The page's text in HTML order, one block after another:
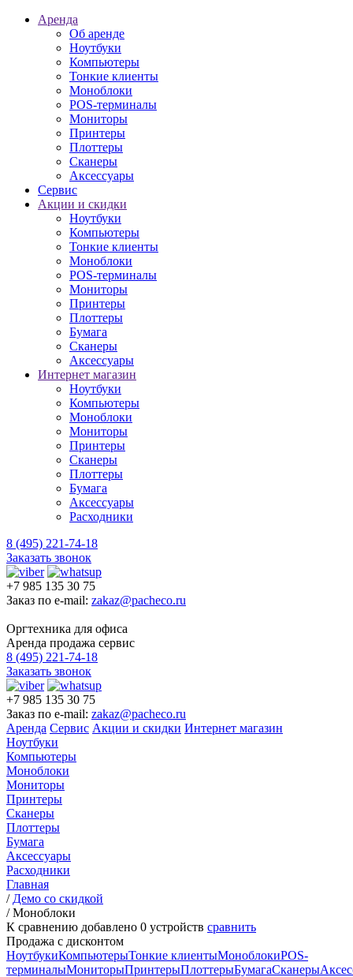
Аренда
Об аренде
Ноутбуки
Компьютеры
Тонкие клиенты
Моноблоки
POS-терминалы
Мониторы
Принтеры
Плоттеры
Сканеры
Аксессуары
Сервис
Акции и скидки
Ноутбуки
Компьютеры
Тонкие клиенты
Моноблоки
POS-терминалы
Мониторы
Принтеры
Плоттеры
Бумага
Сканеры
Аксессуары
Интернет магазин
Ноутбуки
Компьютеры
Моноблоки
Мониторы
Принтеры
Сканеры
Плоттеры
Бумага
Аксессуары
Расходники
8 (495) 221-74-18
Заказать звонок
+7 985 135 30 75
Заказ по e-mail: zakaz@pacheco.ru
Оргтехника для офиса
Аренда продажа сервис
8 (495) 221-74-18
Заказать звонок
+7 985 135 30 75
Заказ по e-mail: zakaz@pacheco.ru
Аренда Сервис Акции и скидки Интернет магазин
Ноутбуки
Компьютеры
Моноблоки
Мониторы
Принтеры
Сканеры
Плоттеры
Бумага
Аксессуары
Расходники
Главная
/ Демо со скидкой
/Моноблоки
К сравнению добавлено 0 устройств сравнить
Продажа с дисконтом
НоутбукиКомпьютерыТонкие клиентыМоноблокиPOS-
терминалыМониторыПринтерыПлоттерыБумагаСканеры